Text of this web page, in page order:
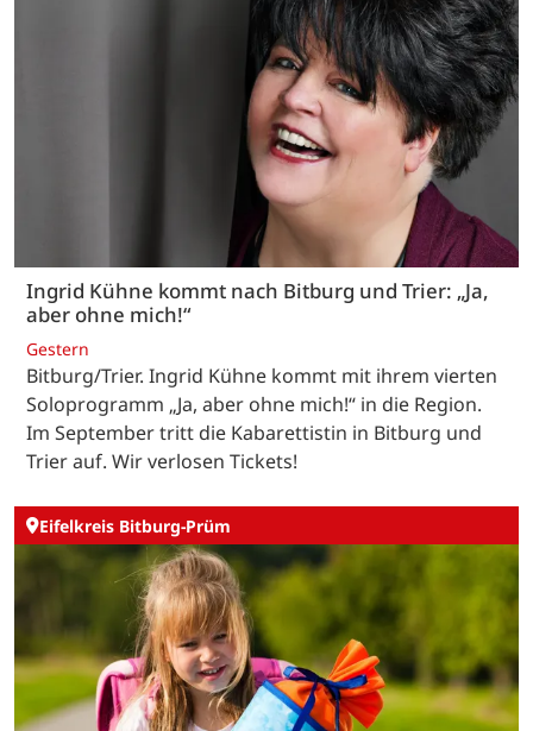
Ingrid Kühne kommt nach Bitburg und Trier: „Ja,
aber ohne mich!“
Gestern
Bitburg/Trier. Ingrid Kühne kommt mit ihrem vierten
Soloprogramm „Ja, aber ohne mich!“ in die Region.
Im September tritt die Kabarettistin in Bitburg und
Trier auf. Wir verlosen Tickets!
Eifelkreis Bitburg-Prüm